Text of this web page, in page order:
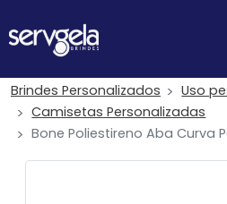
Brindes Personalizados
Uso
Camisetas Personalizadas
Bone Poliestireno Aba Curva